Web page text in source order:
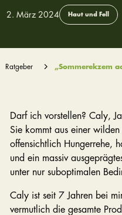
2. März 2024 Haut und Fell
Ratgeber „Sommerekzem
Darf ich vorstellen? Caly,
Sie kommt aus einer
offensichtlich Hungerrehe,
und ein massiv
unter nur suboptimalen
Caly ist seit 7 Jahren bei
vermutlich die gesamte